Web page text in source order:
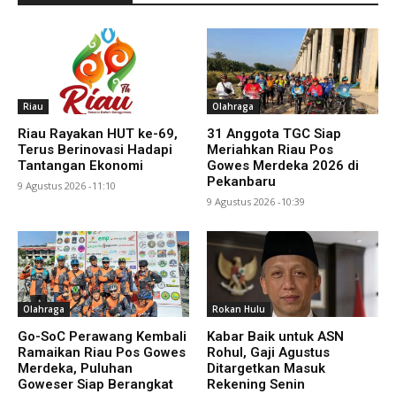
Riau
Riau Rayakan HUT ke-69,
Terus Berinovasi Hadapi
Tantangan Ekonomi
9 Agustus 2026 -11:10
Olahraga
31 Anggota TGC Siap
Meriahkan Riau Pos
Gowes Merdeka 2026 di
Pekanbaru
9 Agustus 2026 -10:39
Olahraga
Go-SoC Perawang Kembali
Ramaikan Riau Pos Gowes
Merdeka, Puluhan
Goweser Siap Berangkat
Rokan Hulu
Kabar Baik untuk ASN
Rohul, Gaji Agustus
Ditargetkan Masuk
Rekening Senin